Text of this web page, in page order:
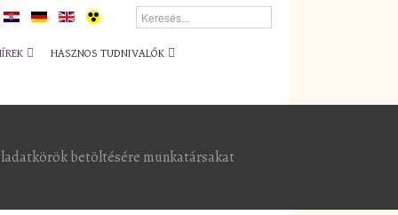
HASZNOS TUDNIVALÓK
betöltésére munkatársakat